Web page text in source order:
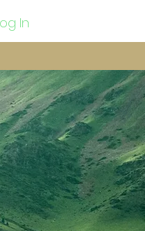
In